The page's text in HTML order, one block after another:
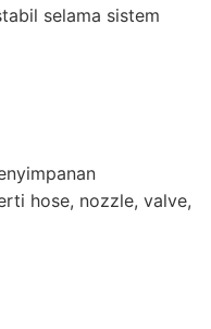
selama sistem
hose, nozzle, valve,